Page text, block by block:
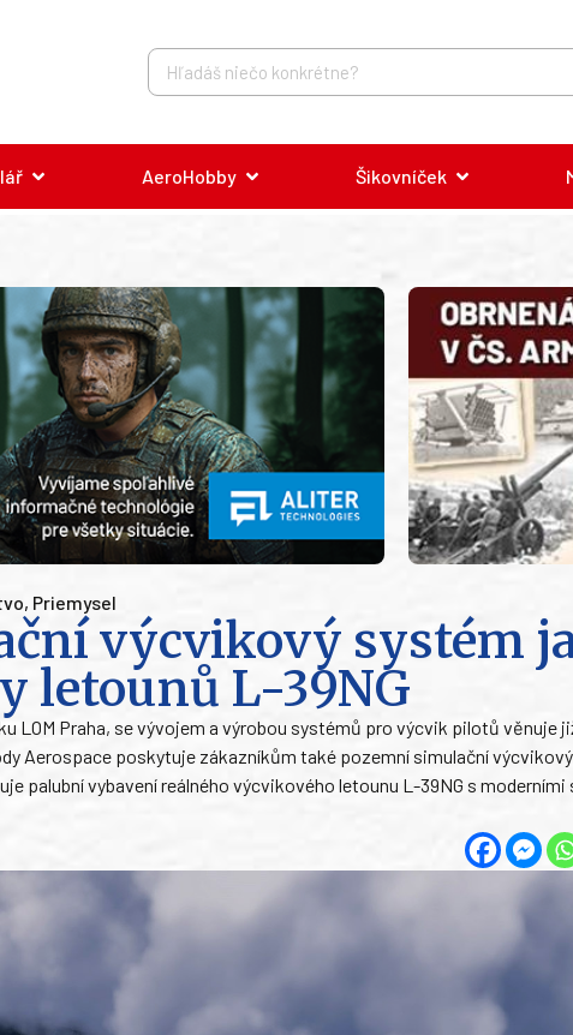
AeroHobby Šikovníček
, Priemysel
výcvikový systém
letounů L-39NG
LOM Praha, se vývojem a výrobou systémů pro výcvik pilotů věnuje
Aerospace poskytuje zákazníkům také pozemní simulační výcvikový
palubní vybavení reálného výcvikového letounu L-39NG s moderními